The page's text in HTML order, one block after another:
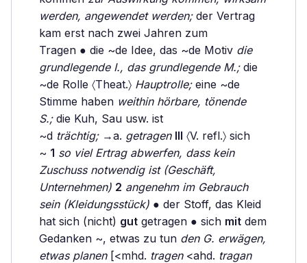
werden, angewendet werden;der Vertrag
kam erst nach zwei Jahren zum
Tragen ● die ~de Idee, das ~de Motiv die
grundlegende I., das grundlegende M.;die
~de Rolle 〈Theat.〉 Hauptrolle;eine ~de
Stimme haben weithin hörbare, tönende
S.;die Kuh, Sau usw. ist
~d trächtig;→a. getragen III 〈V. refl.〉 sich
~ 1 so viel Ertrag abwerfen, dass kein
Zuschuss notwendig ist (Geschäft,
Unternehmen) 2 angenehm im Gebrauch
sein (Kleidungsstück) ● der Stoff, das Kleid
hat sich (nicht) gut getragen ● sich mit dem
Gedanken ~, etwas zu tun den G. erwägen,
etwas planen[<mhd. tragen<ahd. tragan